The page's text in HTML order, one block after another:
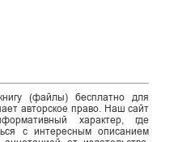
(файлы) бесплатно для
авторское право. Наш сайт
характер, где
с интересным описанием